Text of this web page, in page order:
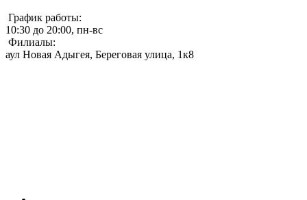
График работы:
10:30 до 20:00, пн-вс
Филиалы:
аул Новая Адыгея, Береговая улица, 1к8